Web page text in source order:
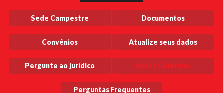
Sede Campestre Documentos
Convênios Atualize seus dados
Pergunte ao jurídico Ações Coletivas
Perguntas Frequentes